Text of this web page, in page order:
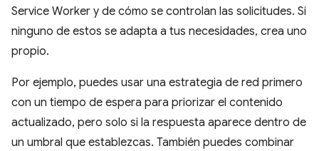
Service Worker y de cómo se controlan las solicitudes. Si
ninguno de estos se adapta a tus necesidades, crea uno
propio.
Por ejemplo, puedes usar una estrategia de red primero
con un tiempo de espera para priorizar el contenido
actualizado, pero solo si la respuesta aparece dentro de
un umbral que establezcas. También puedes combinar